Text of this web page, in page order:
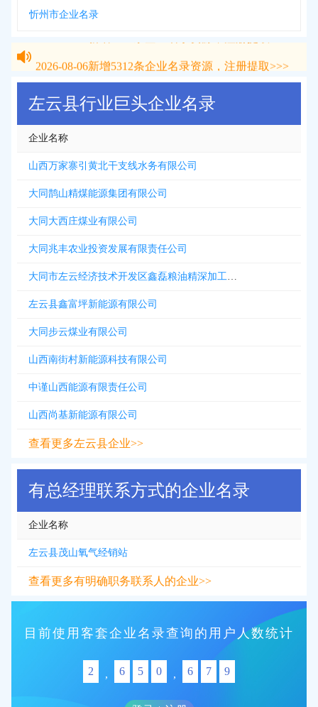
忻州市企业名录
2026-08-06新增5312条企业名录资源，注册提取>>>
左云县行业巨头企业名录
企业名称
山西万家寨引黄北干支线水务有限公司
大同鹊山精煤能源集团有限公司
大同大西庄煤业有限公司
大同兆丰农业投资发展有限责任公司
大同市左云经济技术开发区鑫磊粮油精深加工贸易有限公司
左云县鑫富坪新能源有限公司
大同步云煤业有限公司
山西南街村新能源科技有限公司
中谨山西能源有限责任公司
山西尚基新能源有限公司
查看更多左云县企业>>
有总经理联系方式的企业名录
企业名称
左云县茂山氧气经销站
查看更多有明确职务联系人的企业>>
目前使用客套企业名录查询的用户人数统计
2 , 6 5 0 , 6 7 9